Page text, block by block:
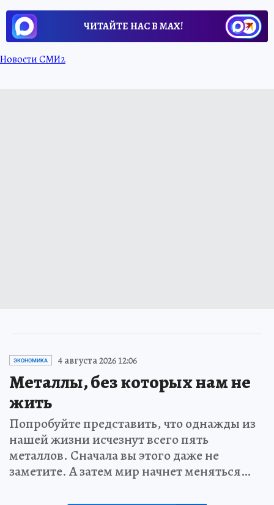
ЧИТАЙТЕ НАС В МАХ!
Новости СМИ2
ЭКОНОМИКА 4 августа 2026 12:06
Металлы, без которых нам не
жить
Попробуйте представить, что однажды из
нашей жизни исчезнут всего пять
металлов. Сначала вы этого даже не
заметите. А затем мир начнет меняться…